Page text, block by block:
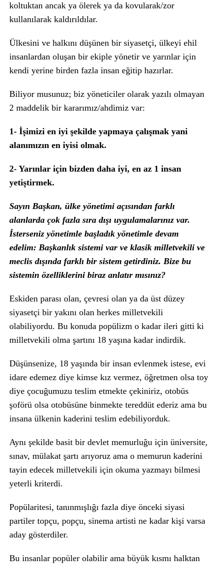
koltuktan ancak ya ölerek ya da kovularak/zor
kullanılarak kaldırıldılar.
Ülkesini ve halkını düşünen bir siyasetçi, ülkeyi ehil
insanlardan oluşan bir ekiple yönetir ve yarınlar için
kendi yerine birden fazla insan eğitip hazırlar.
Biliyor musunuz; biz yöneticiler olarak yazılı olmayan
2 maddelik bir kararımız/ahdimiz var:
1- İşimizi en iyi şekilde yapmaya çalışmak yani
alanımızın en iyisi olmak.
2- Yarınlar için bizden daha iyi, en az 1 insan
yetiştirmek.
Sayın Başkan, ülke yönetimi açısından farklı
alanlarda çok fazla sıra dışı uygulamalarınız var.
İsterseniz yönetimle başladık yönetimle devam
edelim: Başkanlık sistemi var ve klasik milletvekili ve
meclis dışında farklı bir sistem getirdiniz. Bize bu
sistemin özelliklerini biraz anlatır mısınız?
Eskiden parası olan, çevresi olan ya da üst düzey
siyasetçi bir yakını olan herkes milletvekili
olabiliyordu. Bu konuda popülizm o kadar ileri gitti ki
milletvekili olma şartını 18 yaşına kadar indirdik.
Düşünsenize, 18 yaşında bir insan evlenmek istese, evi
idare edemez diye kimse kız vermez, öğretmen olsa toy
diye çocuğumuzu teslim etmekte çekiniriz, otobüs
şoförü olsa otobüsüne binmekte tereddüt ederiz ama bu
insana ülkenin kaderini teslim edebiliyorduk.
Aynı şekilde basit bir devlet memurluğu için üniversite,
sınav, mülakat şartı arıyoruz ama o memurun kaderini
tayin edecek milletvekili için okuma yazmayı bilmesi
yeterli kriterdi.
Popülaritesi, tanınmışlığı fazla diye önceki siyasi
partiler topçu, popçu, sinema artisti ne kadar kişi varsa
aday gösterdiler.
Bu insanlar popüler olabilir ama büyük kısmı halktan